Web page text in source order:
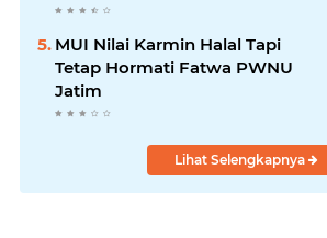
MUI Nilai Karmin Halal Tapi
Tetap Hormati Fatwa PWNU
Jatim
Lihat Selengkapnya